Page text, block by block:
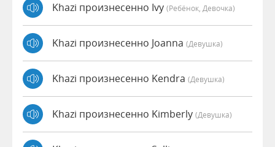
Khazi произнесенно Ivy (Ребёнок, Девочка)
Khazi произнесенно Joanna (девушка)
Khazi произнесенно Kendra (девушка)
Khazi произнесенно Kimberly (девушка)